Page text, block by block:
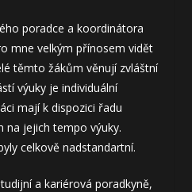
poradce a koordinátora
mne velkým přínosem vidět
těmto žákům věnují zvláštní
výuky je individuální
mají k dispozici řadu
na jejich tempo výuky.
celkově nadstandartní.
a kariérová poradkyně,